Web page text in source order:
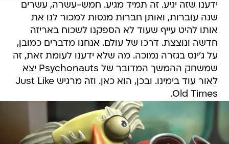
ידענו שזה יגיע. זה תמיד מגיע. חמש-עשרה, עשרים
שנה עוברות, ואותן חברות מנסות למכור לנו את
אותו להיט עייף שעוד לא הספקנו לשכוח באריזה
חדשה ונוצצת. דרכו של עולם. אנחנו מדברים כמובן,
על ג'ינס בגזרה נמוכה. מה שלא ידענו לעומת זאת, זה
שמשחק ההמשך המדובר של Psychonauts יצא
לאור עוד בימינו. ובכן, הוא כאן. וזה מרגיש Just Like
Old Times.